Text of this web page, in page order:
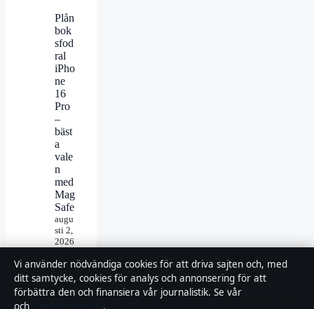
Plån
bok
sfod
ral
iPho
ne
16
Pro
–
bäst
a
vale
n
med
Mag
Safe
augu
sti 2,
2026
Max
allm
än
Vi använder nödvändiga cookies för att driva sajten och, med
ditt samtycke, cookies för analys och annonsering för att
förbättra den och finansiera vår journalistik. Se vår
och
.